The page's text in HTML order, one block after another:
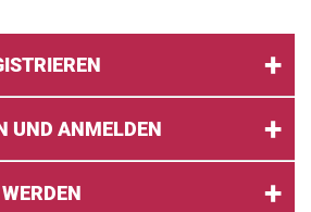
UND ANMELDEN